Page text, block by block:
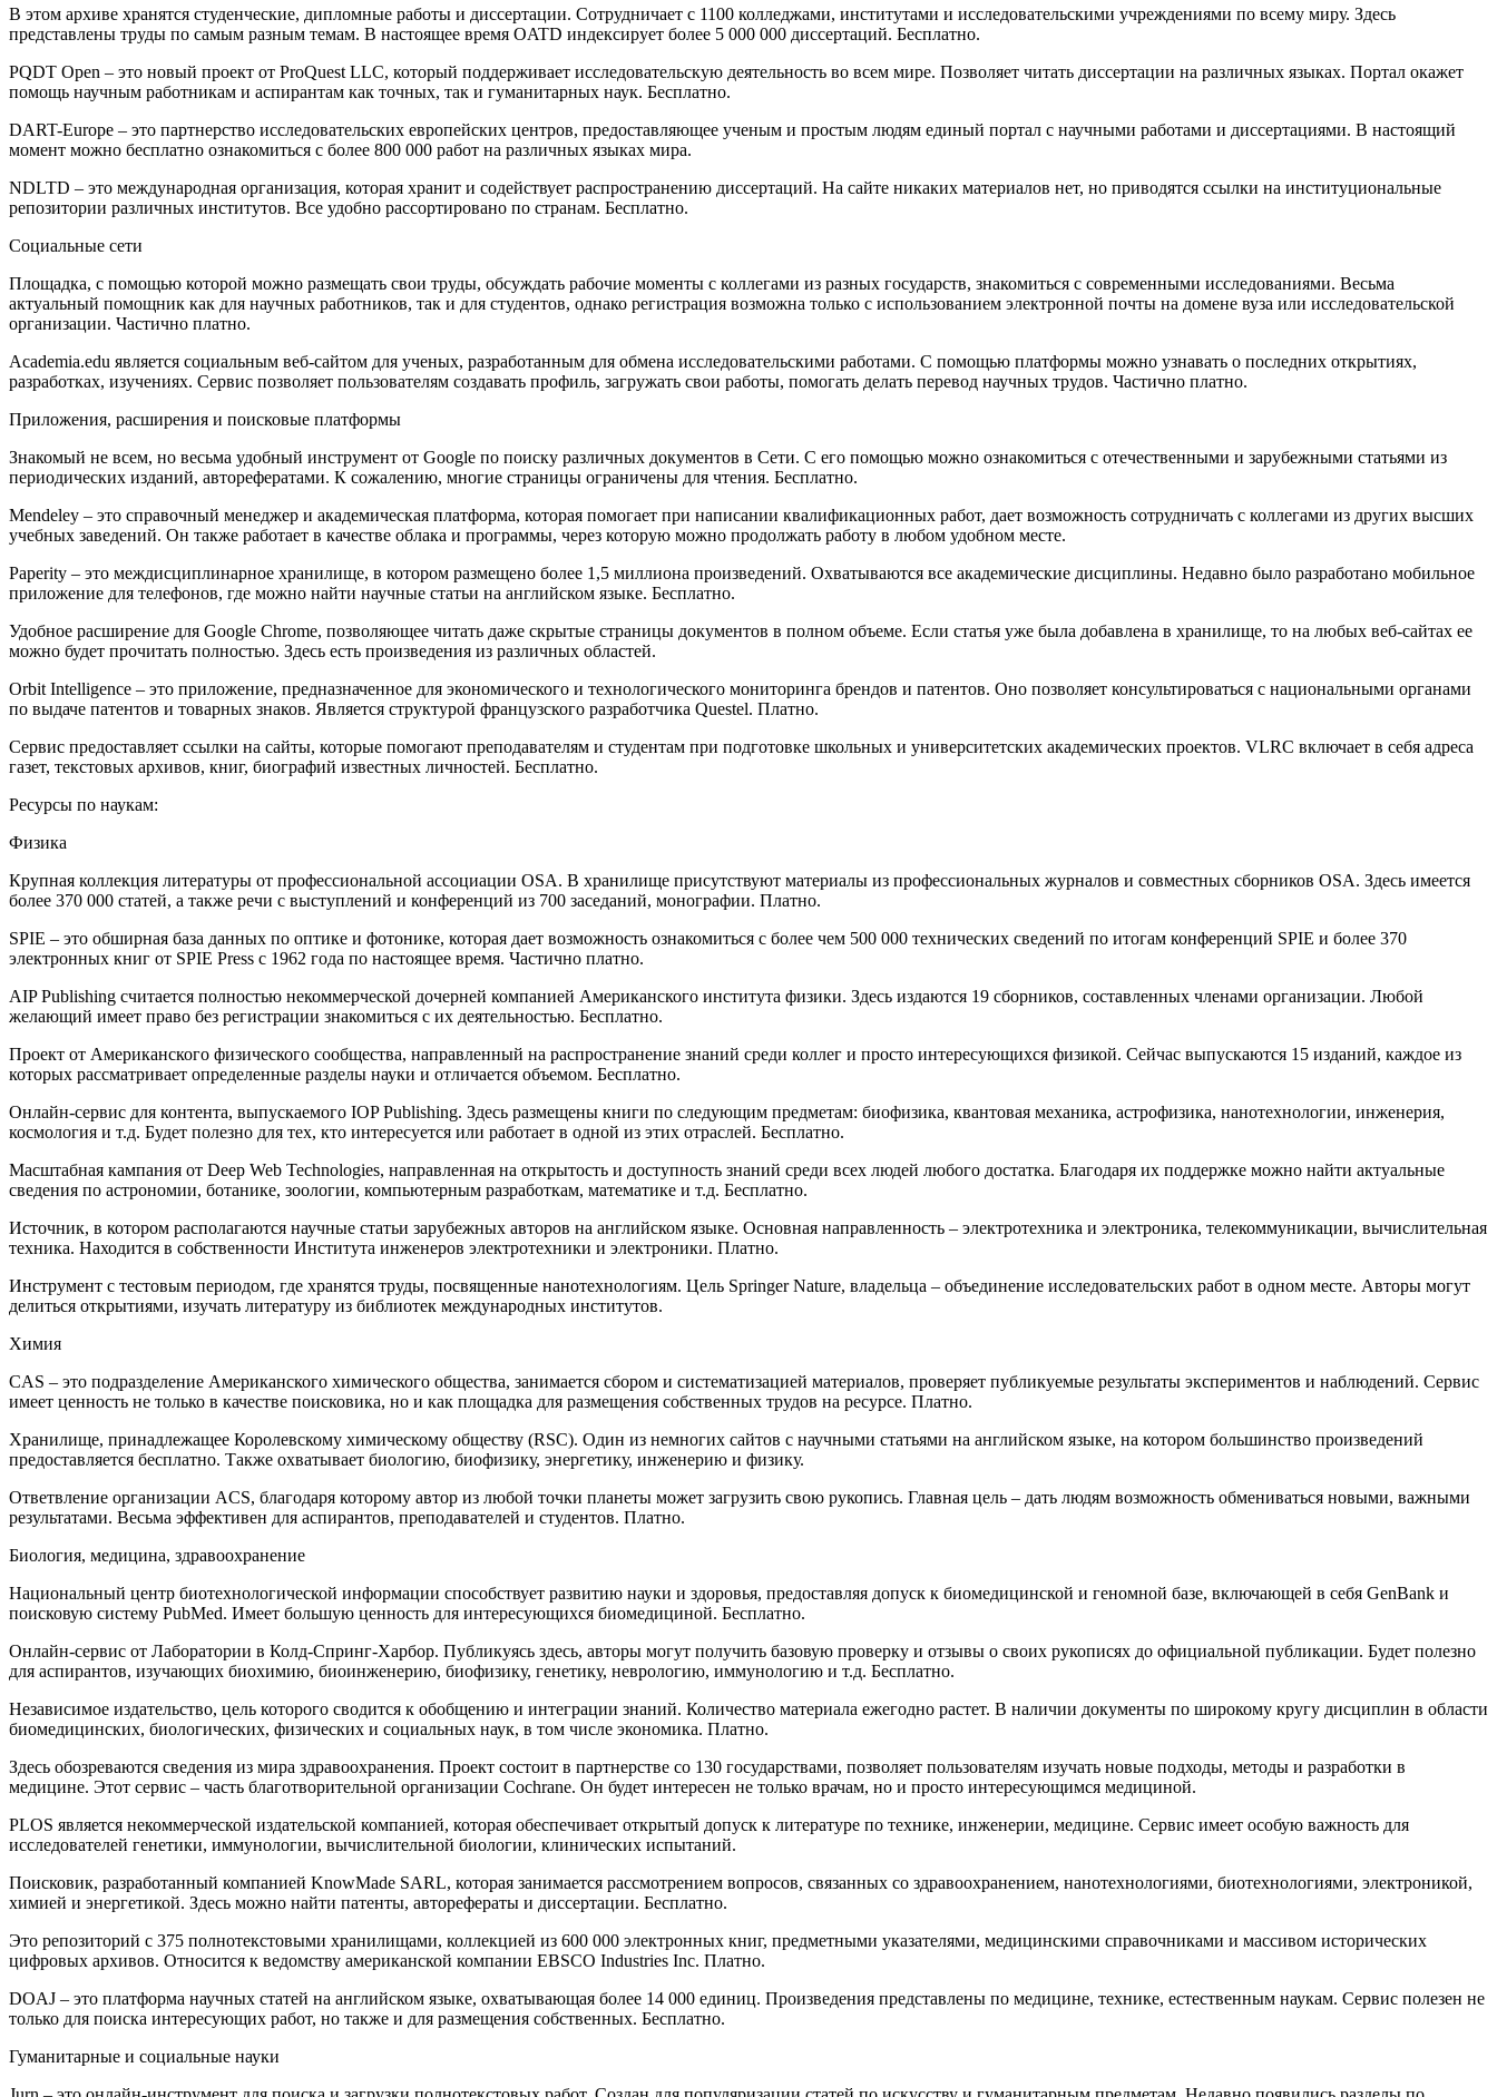
В этом архиве хранятся студенческие, дипломные работы и диссертации. Сотрудничает с 1100 колледжами, институтами и исследовательскими учреждениями по всему миру. Здесь
представлены труды по самым разным темам. В настоящее время OATD индексирует более 5 000 000 диссертаций. Бесплатно.
PQDT Open – это новый проект от ProQuest LLC, который поддерживает исследовательскую деятельность во всем мире. Позволяет читать диссертации на различных языках. Портал окажет
помощь научным работникам и аспирантам как точных, так и гуманитарных наук. Бесплатно.
DART-Europe – это партнерство исследовательских европейских центров, предоставляющее ученым и простым людям единый портал с научными работами и диссертациями. В настоящий
момент можно бесплатно ознакомиться с более 800 000 работ на различных языках мира.
NDLTD – это международная организация, которая хранит и содействует распространению диссертаций. На сайте никаких материалов нет, но приводятся ссылки на институциональные
репозитории различных институтов. Все удобно рассортировано по странам. Бесплатно.
Социальные сети
Площадка, с помощью которой можно размещать свои труды, обсуждать рабочие моменты с коллегами из разных государств, знакомиться с современными исследованиями. Весьма
актуальный помощник как для научных работников, так и для студентов, однако регистрация возможна только с использованием электронной почты на домене вуза или исследовательской
организации. Частично платно.
Academia.edu является социальным веб-сайтом для ученых, разработанным для обмена исследовательскими работами. С помощью платформы можно узнавать о последних открытиях,
разработках, изучениях. Сервис позволяет пользователям создавать профиль, загружать свои работы, помогать делать перевод научных трудов. Частично платно.
Приложения, расширения и поисковые платформы
Знакомый не всем, но весьма удобный инструмент от Google по поиску различных документов в Сети. С его помощью можно ознакомиться с отечественными и зарубежными статьями из
периодических изданий, авторефератами. К сожалению, многие страницы ограничены для чтения. Бесплатно.
Mendeley – это справочный менеджер и академическая платформа, которая помогает при написании квалификационных работ, дает возможность сотрудничать с коллегами из других высших
учебных заведений. Он также работает в качестве облака и программы, через которую можно продолжать работу в любом удобном месте.
Paperity – это междисциплинарное хранилище, в котором размещено более 1,5 миллиона произведений. Охватываются все академические дисциплины. Недавно было разработано мобильное
приложение для телефонов, где можно найти научные статьи на английском языке. Бесплатно.
Удобное расширение для Google Chrome, позволяющее читать даже скрытые страницы документов в полном объеме. Если статья уже была добавлена в хранилище, то на любых веб-сайтах ее
можно будет прочитать полностью. Здесь есть произведения из различных областей.
Orbit Intelligence – это приложение, предназначенное для экономического и технологического мониторинга брендов и патентов. Оно позволяет консультироваться с национальными органами
по выдаче патентов и товарных знаков. Является структурой французского разработчика Questel. Платно.
Сервис предоставляет ссылки на сайты, которые помогают преподавателям и студентам при подготовке школьных и университетских академических проектов. VLRC включает в себя адреса
газет, текстовых архивов, книг, биографий известных личностей. Бесплатно.
Ресурсы по наукам:
Физика
Крупная коллекция литературы от профессиональной ассоциации OSA. В хранилище присутствуют материалы из профессиональных журналов и совместных сборников OSA. Здесь имеется
более 370 000 статей, а также речи с выступлений и конференций из 700 заседаний, монографии. Платно.
SPIE – это обширная база данных по оптике и фотонике, которая дает возможность ознакомиться с более чем 500 000 технических сведений по итогам конференций SPIE и более 370
электронных книг от SPIE Press с 1962 года по настоящее время. Частично платно.
AIP Publishing считается полностью некоммерческой дочерней компанией Американского института физики. Здесь издаются 19 сборников, составленных членами организации. Любой
желающий имеет право без регистрации знакомиться с их деятельностью. Бесплатно.
Проект от Американского физического сообщества, направленный на распространение знаний среди коллег и просто интересующихся физикой. Сейчас выпускаются 15 изданий, каждое из
которых рассматривает определенные разделы науки и отличается объемом. Бесплатно.
Онлайн-сервис для контента, выпускаемого IOP Publishing. Здесь размещены книги по следующим предметам: биофизика, квантовая механика, астрофизика, нанотехнологии, инженерия,
космология и т.д. Будет полезно для тех, кто интересуется или работает в одной из этих отраслей. Бесплатно.
Масштабная кампания от Deep Web Technologies, направленная на открытость и доступность знаний среди всех людей любого достатка. Благодаря их поддержке можно найти актуальные
сведения по астрономии, ботанике, зоологии, компьютерным разработкам, математике и т.д. Бесплатно.
Источник, в котором располагаются научные статьи зарубежных авторов на английском языке. Основная направленность – электротехника и электроника, телекоммуникации, вычислительная
техника. Находится в собственности Института инженеров электротехники и электроники. Платно.
Инструмент с тестовым периодом, где хранятся труды, посвященные нанотехнологиям. Цель Springer Nature, владельца – объединение исследовательских работ в одном месте. Авторы могут
делиться открытиями, изучать литературу из библиотек международных институтов.
Химия
CAS – это подразделение Американского химического общества, занимается сбором и систематизацией материалов, проверяет публикуемые результаты экспериментов и наблюдений. Сервис
имеет ценность не только в качестве поисковика, но и как площадка для размещения собственных трудов на ресурсе. Платно.
Хранилище, принадлежащее Королевскому химическому обществу (RSC). Один из немногих сайтов с научными статьями на английском языке, на котором большинство произведений
предоставляется бесплатно. Также охватывает биологию, биофизику, энергетику, инженерию и физику.
Ответвление организации ACS, благодаря которому автор из любой точки планеты может загрузить свою рукопись. Главная цель – дать людям возможность обмениваться новыми, важными
результатами. Весьма эффективен для аспирантов, преподавателей и студентов. Платно.
Биология, медицина, здравоохранение
Национальный центр биотехнологической информации способствует развитию науки и здоровья, предоставляя допуск к биомедицинской и геномной базе, включающей в себя GenBank и
поисковую систему PubMed. Имеет большую ценность для интересующихся биомедициной. Бесплатно.
Онлайн-сервис от Лаборатории в Колд-Спринг-Харбор. Публикуясь здесь, авторы могут получить базовую проверку и отзывы о своих рукописях до официальной публикации. Будет полезно
для аспирантов, изучающих биохимию, биоинженерию, биофизику, генетику, неврологию, иммунологию и т.д. Бесплатно.
Независимое издательство, цель которого сводится к обобщению и интеграции знаний. Количество материала ежегодно растет. В наличии документы по широкому кругу дисциплин в области
биомедицинских, биологических, физических и социальных наук, в том числе экономика. Платно.
Здесь обозреваются сведения из мира здравоохранения. Проект состоит в партнерстве со 130 государствами, позволяет пользователям изучать новые подходы, методы и разработки в
медицине. Этот сервис – часть благотворительной организации Cochrane. Он будет интересен не только врачам, но и просто интересующимся медициной.
PLOS является некоммерческой издательской компанией, которая обеспечивает открытый допуск к литературе по технике, инженерии, медицине. Сервис имеет особую важность для
исследователей генетики, иммунологии, вычислительной биологии, клинических испытаний.
Поисковик, разработанный компанией KnowMade SARL, которая занимается рассмотрением вопросов, связанных со здравоохранением, нанотехнологиями, биотехнологиями, электроникой,
химией и энергетикой. Здесь можно найти патенты, авторефераты и диссертации. Бесплатно.
Это репозиторий с 375 полнотекстовыми хранилищами, коллекцией из 600 000 электронных книг, предметными указателями, медицинскими справочниками и массивом исторических
цифровых архивов. Относится к ведомству американской компании EBSCO Industries Inc. Платно.
DOAJ – это платформа научных статей на английском языке, охватывающая более 14 000 единиц. Произведения представлены по медицине, технике, естественным наукам. Сервис полезен не
только для поиска интересующих работ, но также и для размещения собственных. Бесплатно.
Гуманитарные и социальные науки